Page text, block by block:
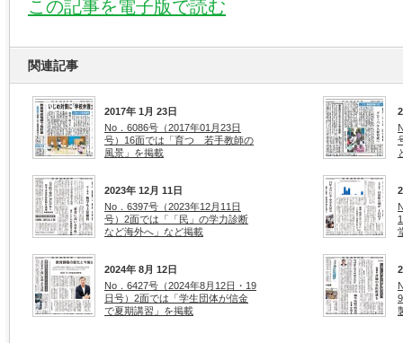
この記事を電子版で読む
関連記事
2017年 1月 23日
No．6086号（2017年01月23日
号）16面では「育つ 若手教師の
風景」を掲載
2023年 12月 11日
No．6397号（2023年12月11日
号）2面では「「民」の学力診断
など海外へ」など掲載
2024年 8月 12日
No．6427号（2024年8月12日・19
日号）2面では「学生団体が信金
で夏期講習」を掲載